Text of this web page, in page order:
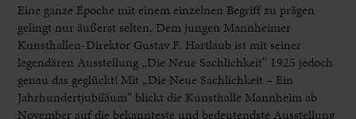
Eine ganze Epoche mit einem einzelnen Begriff zu prägen
gelingt nur äußerst selten. Dem jungen Mannheimer
Kunsthallen-Direktor Gustav F. Hartlaub ist mit seiner
legendären Ausstellung „Die Neue Sachlichkeit“ 1925 jedoch
genau das geglückt! Mit „Die Neue Sachlichkeit – Ein
Jahrhundertjubiläum“ blickt die Kunsthalle Mannheim ab
November auf die bekannteste und bedeutendste Ausstellung